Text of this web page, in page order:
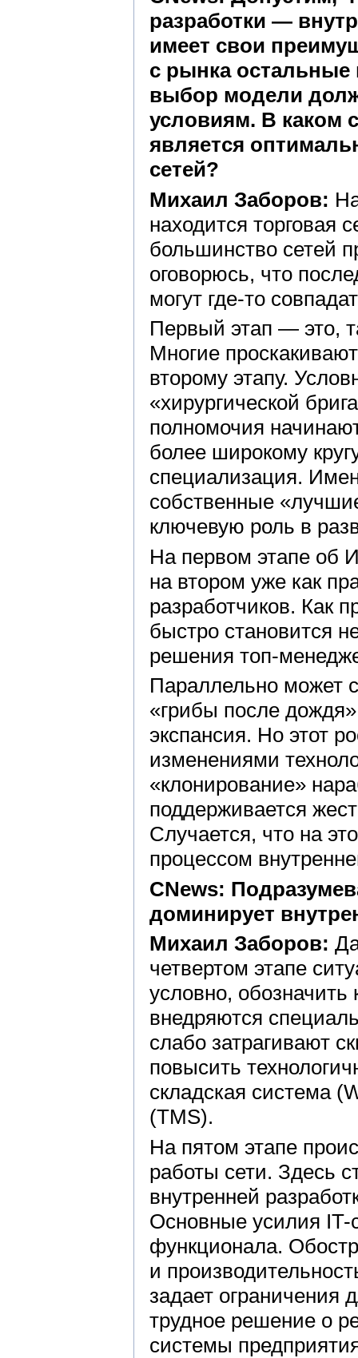
разработки —
имеет свои
с рынка
выбор модели
условиям. В каком
является
сетей?
Михаил Заборов:
находится
большинство сетей
оговорюсь, что
могут где-то
Первый этап — это,
Многие
второму этапу.
«хирургической
полномочия
более широкому
специализация.
собственные
ключевую роль в
На первом этапе об
на втором уже как
разработчиков. Как
быстро становится
решения топ-
Параллельно может
«грибы после
экспансия. Но этот
изменениями
«клонирование»
поддерживается
Случается, что на
процессом
CNews:
доминирует
Михаил Заборов:
четвертом этапе
условно, обозначить
внедряются
слабо затрагивают
повысить
складская система
(TMS).
На пятом этапе
работы сети. Здесь
внутренней
Основные усилия IT-
функционала.
и
задает ограничения
трудное решение о
системы